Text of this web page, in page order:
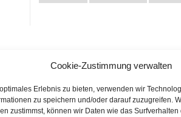
Cookie-Zustimmung verwalten
Erlebnis zu bieten, verwenden wir
zu speichern und/oder darauf zuzugreifen.
zustimmst, können wir Daten wie das